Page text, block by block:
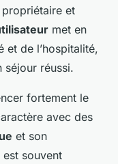
propriétaire et
met en
et de l’hospitalité,
séjour réussi.
fortement le
avec des
et son
est souvent